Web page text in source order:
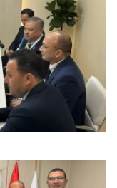
تعدين
اتصالات وتكنولوجيا
شركات
فيديو وتوك شو